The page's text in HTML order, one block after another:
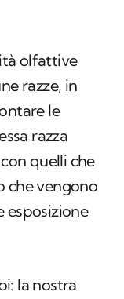
olfattive
razze, in
le
razza
con quelli che
che vengono
esposizione
la nostra